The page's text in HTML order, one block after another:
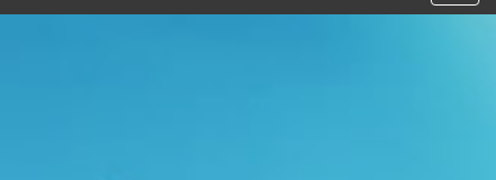
الرئيسية